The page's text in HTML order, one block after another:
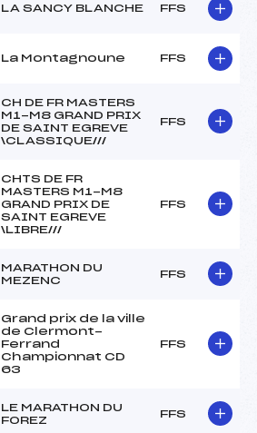
LA SANCY BLANCHE FFS
La Montagnoune FFS
CH DE FR MASTERS
M1-M8 GRAND PRIX
DE SAINT EGREVE
\CLASSIQUE///
FFS
CHTS DE FR
MASTERS M1-M8
GRAND PRIX DE
SAINT EGREVE
\LIBRE///
FFS
MARATHON DU
MEZENC
FFS
Grand prix de la ville
de Clermont-
Ferrand
Championnat CD
63
FFS
LE MARATHON DU
FOREZ
FFS